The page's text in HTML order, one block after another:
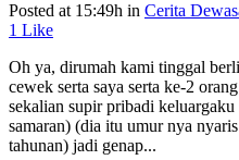
Posted at 15:49h in Cerita
1 Like
Oh ya, dirumah kami tinggal
cewek serta saya serta ke-2
sekalian supir pribadi
samaran) (dia itu umur nya
tahunan) jadi genap...